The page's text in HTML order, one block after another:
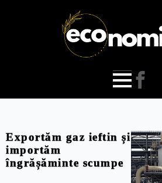
Exportăm gaz ieftin și
importăm
îngrășăminte scumpe